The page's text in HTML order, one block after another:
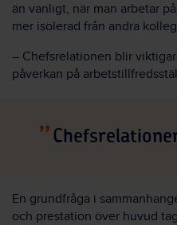
än vanligt, när man arbetar
mer isolerad från andra
– Chefsrelationen blir
påverkan på
En grundfråga i
och prestation över huvud